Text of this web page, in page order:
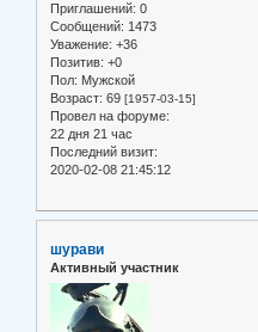
Приглашений: 0
Сообщений: 1473
Уважение: +36
Позитив: +0
Пол: Мужской
Возраст: 69 [1957-03-15]
Провел на форуме:
22 дня 21 час
Последний визит:
2020-02-08 21:45:12
шурави
Активный участник